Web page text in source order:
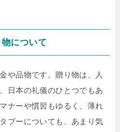
について
や品物です。贈り物は、人
日本の礼儀のひとつでもあ
ナーや慣習もゆるく、薄れ
ブーについても、あまり気